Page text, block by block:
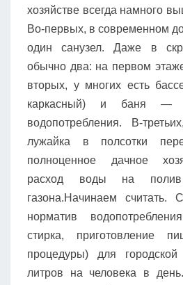
хозяйстве всегда намного
Во-первых, в современном
один санузел. Даже в
обычно два: на первом
вторых, у многих есть
каркасный) и баня —
водопотребления. В-
лужайка в полсотки
полноценное дачное
расход воды на полив
газона.Начинаем считать.
норматив
стирка, приготовление
процедуры) для
литров на человека в